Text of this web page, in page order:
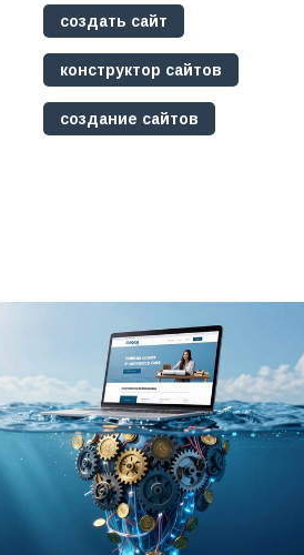
создать сайт
конструктор сайтов
создание сайтов